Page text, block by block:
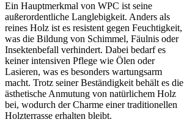
Ein Hauptmerkmal von WPC ist seine
außerordentliche Langlebigkeit. Anders als
reines Holz ist es resistent gegen Feuchtigkeit,
was die Bildung von Schimmel, Fäulnis oder
Insektenbefall verhindert. Dabei bedarf es
keiner intensiven Pflege wie Ölen oder
Lasieren, was es besonders wartungsarm
macht. Trotz seiner Beständigkeit behält es die
ästhetische Anmutung von natürlichem Holz
bei, wodurch der Charme einer traditionellen
Holzterrasse erhalten bleibt.